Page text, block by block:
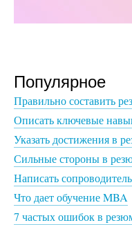
Популярное
Правильно составить
Описать ключевые
Указать достижения в
Сильные стороны в
Написать
Что дает обучение MBA
7 частых ошибок в